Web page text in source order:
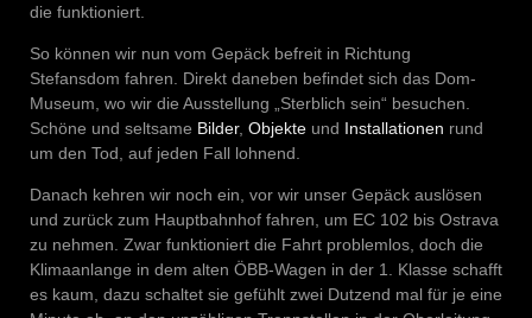
die funktioniert.
So können wir nun vom Gepäck befreit in Richtung
Stefansdom fahren. Direkt daneben befindet sich das Dom-
Museum, wo wir die Ausstellung „Sterblich sein“ besuchen.
Schöne und seltsame Bilder, Objekte und Installationen rund
um den Tod, auf jeden Fall lohnend.
Danach kehren wir noch ein, vor wir unser Gepäck auslösen
und zurück zum Hauptbahnhof fahren, um EC 102 bis Ostrava
zu nehmen. Zwar funktioniert die Fahrt problemlos, doch die
Klimaanlange in dem alten ÖBB-Wagen in der 1. Klasse schafft
es kaum, dazu schaltet sie gefühlt zwei Dutzend mal für je eine